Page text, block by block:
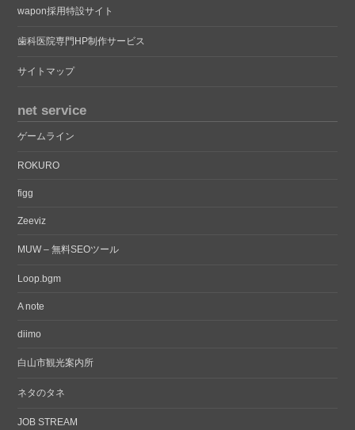
wapon採用特設サイト
歯科医院専門HP制作サービス
サイトマップ
net service
ゲームライン
ROKURO
figg
Zeeviz
MUW – 無料SEOツール
Loop.bgm
A note
diimo
白山市観光案内所
ネタのタネ
JOB STREAM